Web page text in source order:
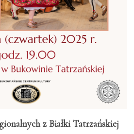
z Białki Tatrzańskiej